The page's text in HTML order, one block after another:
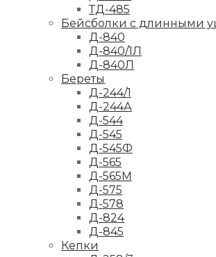
ТД-485
Бейсболки с длинными
Д-840
Д-840/1Л
Д-840Л
Береты
Д-244/1
Д-244А
Д-544
Д-545
Д-545Ф
Д-565
Д-565М
Д-575
Д-578
Д-824
Д-845
Кепки